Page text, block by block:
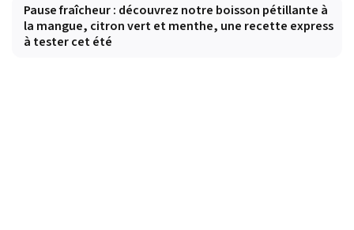
Pause fraîcheur : découvrez notre boisson pétillante à
la mangue, citron vert et menthe, une recette express
à tester cet été